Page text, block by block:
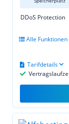
DDoS Protection
Alle Funktionen
Tarifdetails